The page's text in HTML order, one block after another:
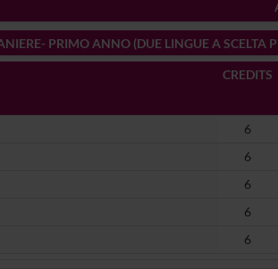
PRIMO ANNO (DUE LINGUE A SCELTA
CREDITS
6
6
6
6
6